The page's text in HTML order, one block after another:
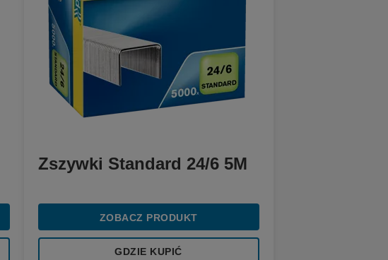
Zszywki Standard 24/6 5M
ZOBACZ PRODUKT
GDZIE KUPIĆ